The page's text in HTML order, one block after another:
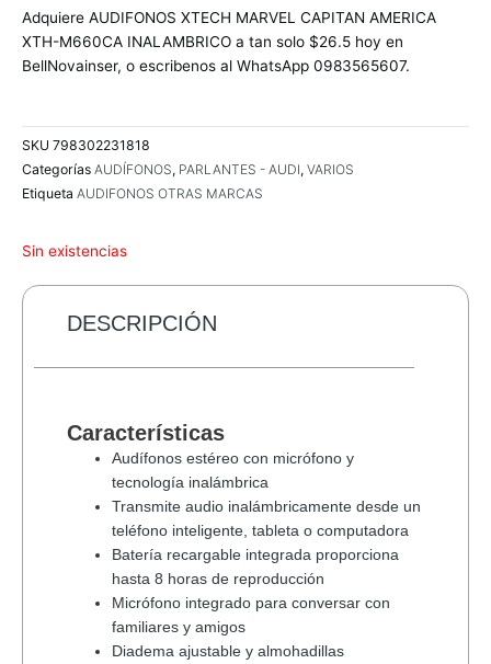
original
era:
$34.0.
actual
es:
$26.5.
Adquiere AUDIFONOS XTECH MARVEL CAPITAN AMERICA
XTH-M660CA INALAMBRICO a tan solo $26.5 hoy en
BellNovainser, o escribenos al WhatsApp 0983565607.
SKU 798302231818
Categorías AUDÍFONOS, PARLANTES - AUDI, VARIOS
Etiqueta AUDIFONOS OTRAS MARCAS
Sin existencias
DESCRIPCIÓN
Características
Audífonos estéreo con micrófono y
tecnología inalámbrica
Transmite audio inalámbricamente desde un
teléfono inteligente, tableta o computadora
Batería recargable integrada proporciona
hasta 8 horas de reproducción
Micrófono integrado para conversar con
familiares y amigos
Diadema ajustable y almohadillas